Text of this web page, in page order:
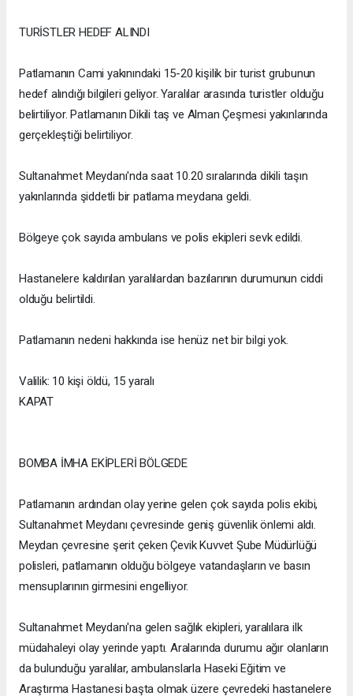
TURİSTLER HEDEF ALINDI
Patlamanın Cami yakınındaki 15-20 kişilik bir turist grubunun
hedef alındığı bilgileri geliyor. Yaralılar arasında turistler olduğu
belirtiliyor. Patlamanın Dikili taş ve Alman Çeşmesi yakınlarında
gerçekleştiği belirtiliyor.
Sultanahmet Meydanı'nda saat 10.20 sıralarında dikili taşın
yakınlarında şiddetli bir patlama meydana geldi.
Bölgeye çok sayıda ambulans ve polis ekipleri sevk edildi.
Hastanelere kaldırılan yaralılardan bazılarının durumunun ciddi
olduğu belirtildi.
Patlamanın nedeni hakkında ise henüz net bir bilgi yok.
Valilik: 10 kişi öldü, 15 yaralı
KAPAT
BOMBA İMHA EKİPLERİ BÖLGEDE
Patlamanın ardından olay yerine gelen çok sayıda polis ekibi,
Sultanahmet Meydanı çevresinde geniş güvenlik önlemi aldı.
Meydan çevresine şerit çeken Çevik Kuvvet Şube Müdürlüğü
polisleri, patlamanın olduğu bölgeye vatandaşların ve basın
mensuplarının girmesini engelliyor.
Sultanahmet Meydanı'na gelen sağlık ekipleri, yaralılara ilk
müdahaleyi olay yerinde yaptı. Aralarında durumu ağır olanların
da bulunduğu yaralılar, ambulanslarla Haseki Eğitim ve
Araştırma Hastanesi başta olmak üzere çevredeki hastanelere